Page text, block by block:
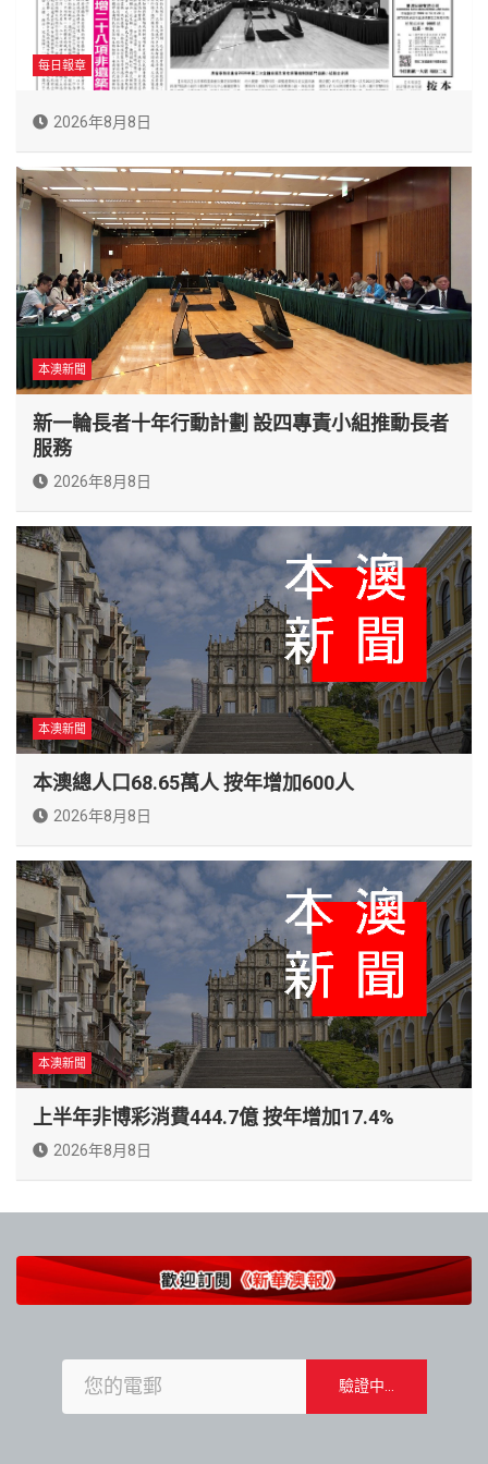
每日報章
2026年8月8日
本澳新聞
新一輪長者十年行動計劃 設四專責小組推動長者
服務
2026年8月8日
本澳新聞
本澳總人口68.65萬人 按年增加600人
2026年8月8日
本澳新聞
上半年非博彩消費444.7億 按年增加17.4%
2026年8月8日